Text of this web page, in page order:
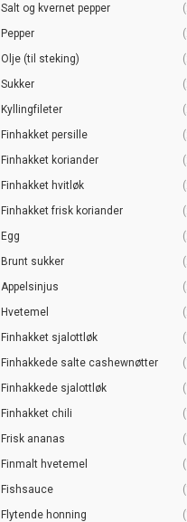
Salt og kvernet pepper
Pepper
Olje (til steking)
Sukker
Kyllingfileter
Finhakket persille
Finhakket koriander
Finhakket hvitløk
Finhakket frisk koriander
Egg
Brunt sukker
Appelsinjus
Hvetemel
Finhakket sjalottløk
Finhakkede salte cashewnøtter
Finhakkede sjalottløk
Finhakket chili
Frisk ananas
Finmalt hvetemel
Fishsauce
Flytende honning